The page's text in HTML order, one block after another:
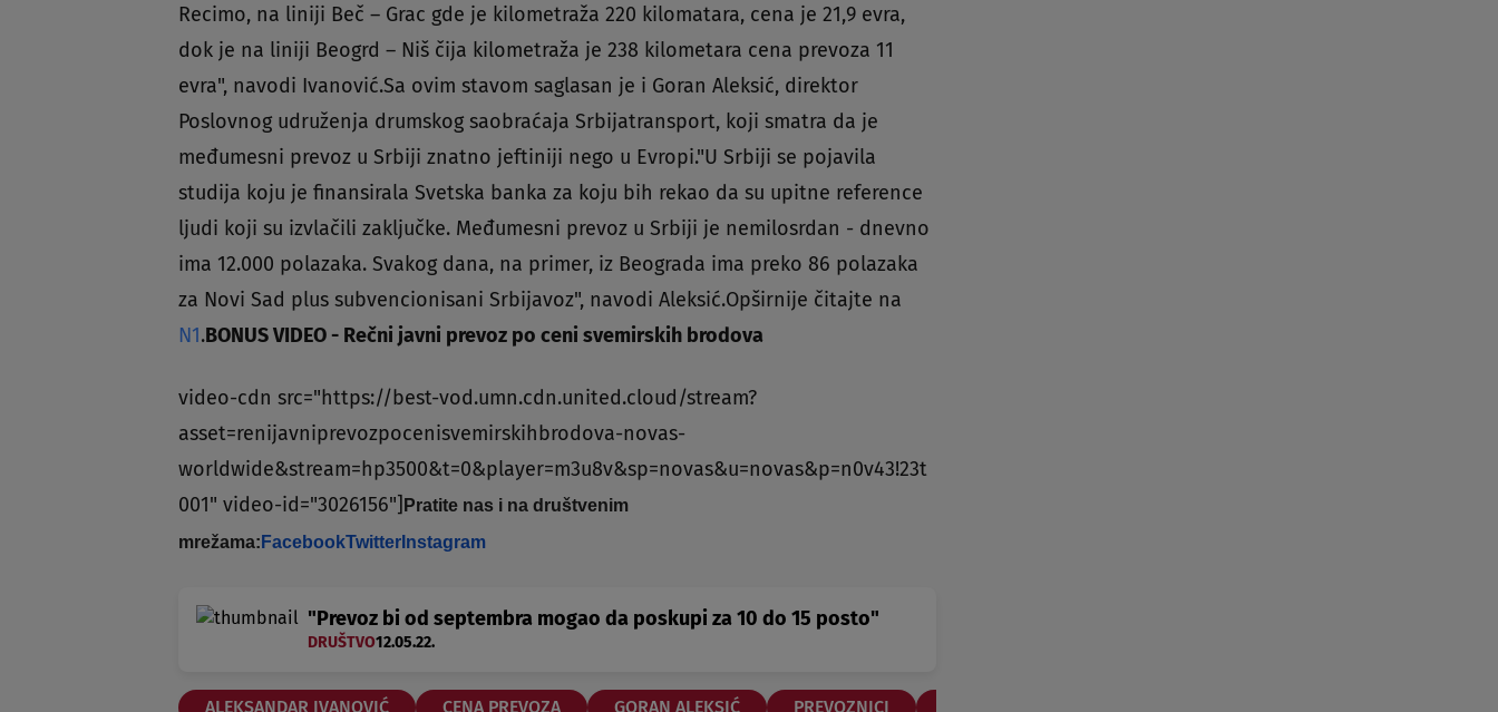
Recimo, na liniji Beč – Grac gde je kilometraža 220 kilomatara, cena je 21,9 evra,
dok je na liniji Beogrd – Niš čija kilometraža je 238 kilometara cena prevoza 11
evra", navodi Ivanović.Sa ovim stavom saglasan je i Goran Aleksić, direktor
Poslovnog udruženja drumskog saobraćaja Srbijatransport, koji smatra da je
međumesni prevoz u Srbiji znatno jeftiniji nego u Evropi."U Srbiji se pojavila
studija koju je finansirala Svetska banka za koju bih rekao da su upitne reference
ljudi koji su izvlačili zaključke. Međumesni prevoz u Srbiji je nemilosrdan - dnevno
ima 12.000 polazaka. Svakog dana, na primer, iz Beograda ima preko 86 polazaka
za Novi Sad plus subvencionisani Srbijavoz", navodi Aleksić.Opširnije čitajte na
N1.BONUS VIDEO - Rečni javni prevoz po ceni svemirskih brodova
video-cdn src="https://best-vod.umn.cdn.united.cloud/stream?
asset=renijavniprevozpocenisvemirskihbrodova-novas-
worldwide&stream=hp3500&t=0&player=m3u8v&sp=novas&u=novas&p=n0v43!23t
001" video-id="3026156"] Pratite nas i na društvenim
mrežama: FacebookTwitter Instagram
"Prevoz bi od septembra mogao da poskupi za 10 do 15 posto"
DRUŠTVO12.05.22.
ALEKSANDAR IVANOVIĆ CENA PREVOZA GORAN ALEKSIĆ PREVOZNICI